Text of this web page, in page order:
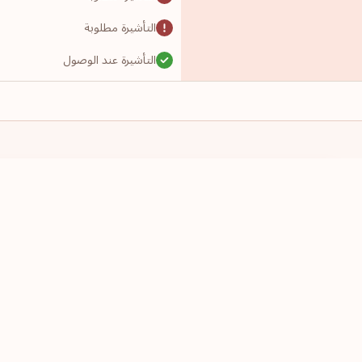
التأشيرة مطلوبة
التأشيرة عند الوصول
التأشيرة مطلوبة